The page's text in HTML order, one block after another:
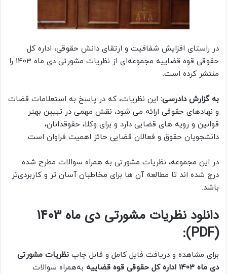
در راستای افزایش شفافیت و ارتقای دانش حقوقی، اداره کل
حقوقی قوه قضاییه مجموعه‌ای از نظریات مشورتی دی ماه 1403 را
منتشر کرده است.
به گزارش دادرسی: این نظریات، که در پاسخ به استعلامات قضات
و نهادهای حقوقی ارائه می شود، نقش مهمی در تبیین بهتر
قوانین و رویه های قضایی دارد و برای وکلا، حقوقدانان،
دانشجویان حقوق و فعالان قضایی حائز اهمیت فراوان است.
در این مجموعه، نظریات مشورتی به همراه سوالات مطرح شده
درج شده اند تا مطالعه آن ها برای مخاطبان آسان تر و کاربردی‌تر
باشد.
دانلود نظریات مشورتی دی ماه 1403
(PDF):
برای مشاهده و دریافت فایل کامل و قابل چاپ نظریات مشورتی
دی ماه 1403 اداره کل حقوقی قوه قضاییه
به‌همراه سوالات